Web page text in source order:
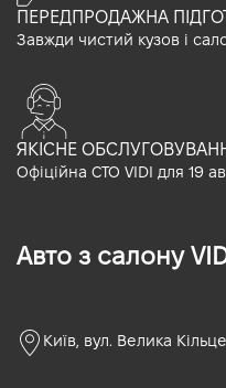
ПЕРЕДПРОДАЖНА
Завжди чистий кузов і
ЯКІСНЕ
Офіційна СТО VIDI для 19
Авто з салону
Київ, вул. Велика